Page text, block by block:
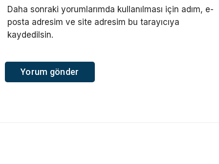
Daha sonraki yorumlarımda kullanılması için adım, e-
posta adresim ve site adresim bu tarayıcıya
kaydedilsin.